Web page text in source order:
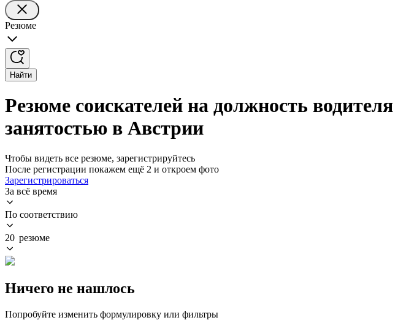
Резюме
Найти
Резюме соискателей на должность
занятостью в Австрии
Чтобы видеть все резюме, зарегистрируйтесь
После регистрации покажем ещё 2 и откроем фото
Зарегистрироваться
За всё время
По соответствию
20 резюме
Ничего не нашлось
Попробуйте изменить формулировку или фильтры